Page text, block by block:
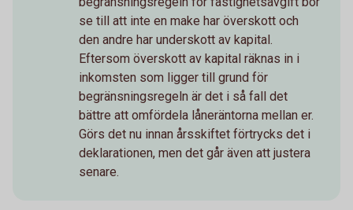
se till att inte en make har överskott och
den andre har underskott av kapital.
Eftersom överskott av kapital räknas in i
inkomsten som ligger till grund för
begränsningsregeln är det i så fall det
bättre att omfördela låneräntorna mellan er.
Görs det nu innan årsskiftet förtrycks det i
deklarationen, men det går även att justera
senare.